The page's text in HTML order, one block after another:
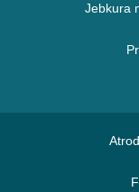
Jebkura